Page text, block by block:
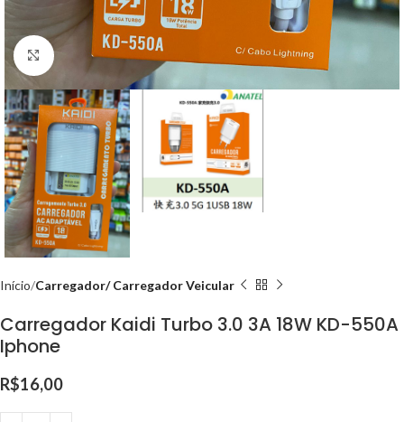
Clique para ampliar
Início Carregador/ Carregador Veicular
Carregador Kaidi Turbo 3.0 3A 18W KD-550A
Iphone
R$16,00